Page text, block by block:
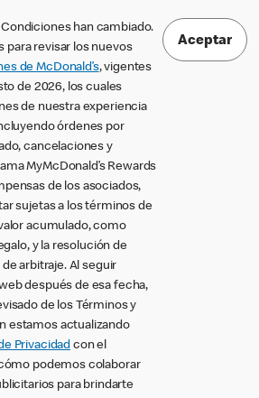
han cambiado.
para revisar los nuevos
de McDonald’s, vigentes
de 2026, los cuales
de nuestra experiencia
órdenes por
cancelaciones y
MyMcDonald’s Rewards
de los asociados,
sujetas a los términos de
acumulado, como
y la resolución de
arbitraje. Al seguir
después de esa fecha,
de los Términos y
estamos actualizando
Privacidad con el
podemos colaborar
para brindarte
Aceptar